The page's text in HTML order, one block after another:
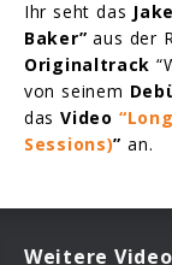
Ihr seht das
Baker” aus der
Originaltrack
von seinem
dasVideo
Sessions)” an.
Weitere